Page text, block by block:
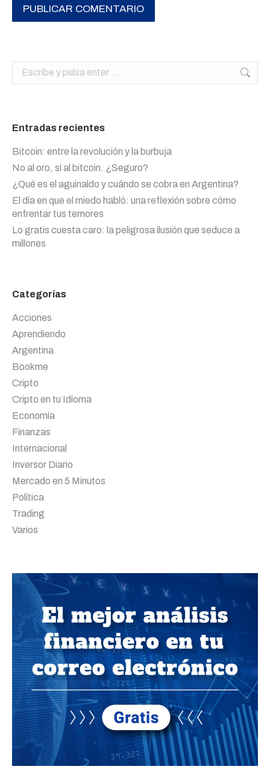
PUBLICAR COMENTARIO
Buscar:
Entradas recientes
Bitcoin: entre la revolución y la burbuja
No al oro, sí al bitcoin. ¿Seguro?
¿Qué es el aguinaldo y cuándo se cobra en Argentina?
El día en que el miedo habló: una reflexión sobre cómo
enfrentar tus temores
Lo gratis cuesta caro: la peligrosa ilusión que seduce a
millones
Categorías
Acciones
Aprendiendo
Argentina
Bookme
Cripto
Cripto en tu Idioma
Economía
Finanzas
Internacional
Inversor Diario
Mercado en 5 Minutos
Política
Trading
Varios